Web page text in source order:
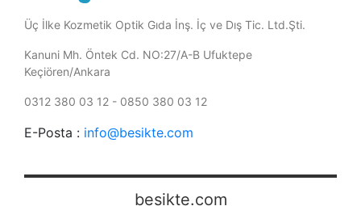
Üç İlke Kozmetik Optik Gıda İnş. İç ve Dış Tic. Ltd.Şti.
Kanuni Mh. Öntek Cd. NO:27/A-B Ufuktepe
Keçiören/Ankara
0312 380 03 12 - 0850 380 03 12
E-Posta : info@besikte.com
besikte.com